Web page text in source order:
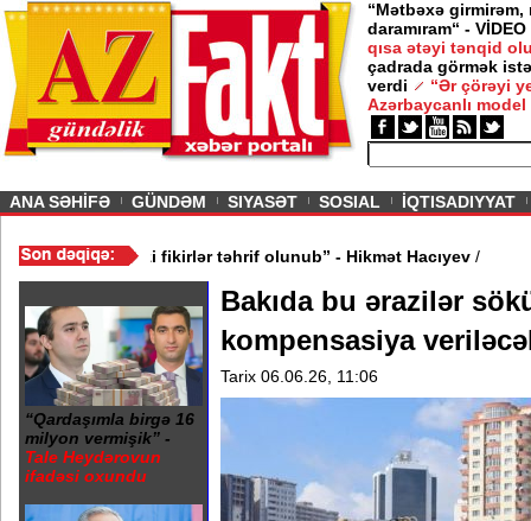
“Mətbəxə girmirəm,
daramıram“ - VİDEO
qısa ətəyi tənqid
çadrada görmək
verdi
“Ər çörəyi
Azərbaycanlı model
ANA SƏHİFƏ GÜNDƏM SIYASƏT SOSIAL İQTISADIYYAT
- VİDEO/“Mənə aid bəzi fikirlər təhrif olunub” - Hikmət Hacıyev
“Qardaşımla birgə 16
milyon vermişik” -
Tale Heydərovun
ifadəsi oxundu
Bakıda bu ərazilər
kompensasiya
Tarix 06.06.26, 11:06